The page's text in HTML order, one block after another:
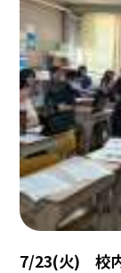
7/23(火) 校